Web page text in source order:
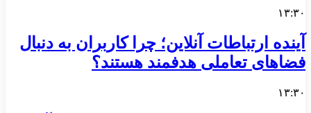
۱۳:۳۰
آینده ارتباطات آنلاین؛ چرا کاربران به دنبال
فضاهای تعاملی هدفمند هستند؟
۱۳:۳۰